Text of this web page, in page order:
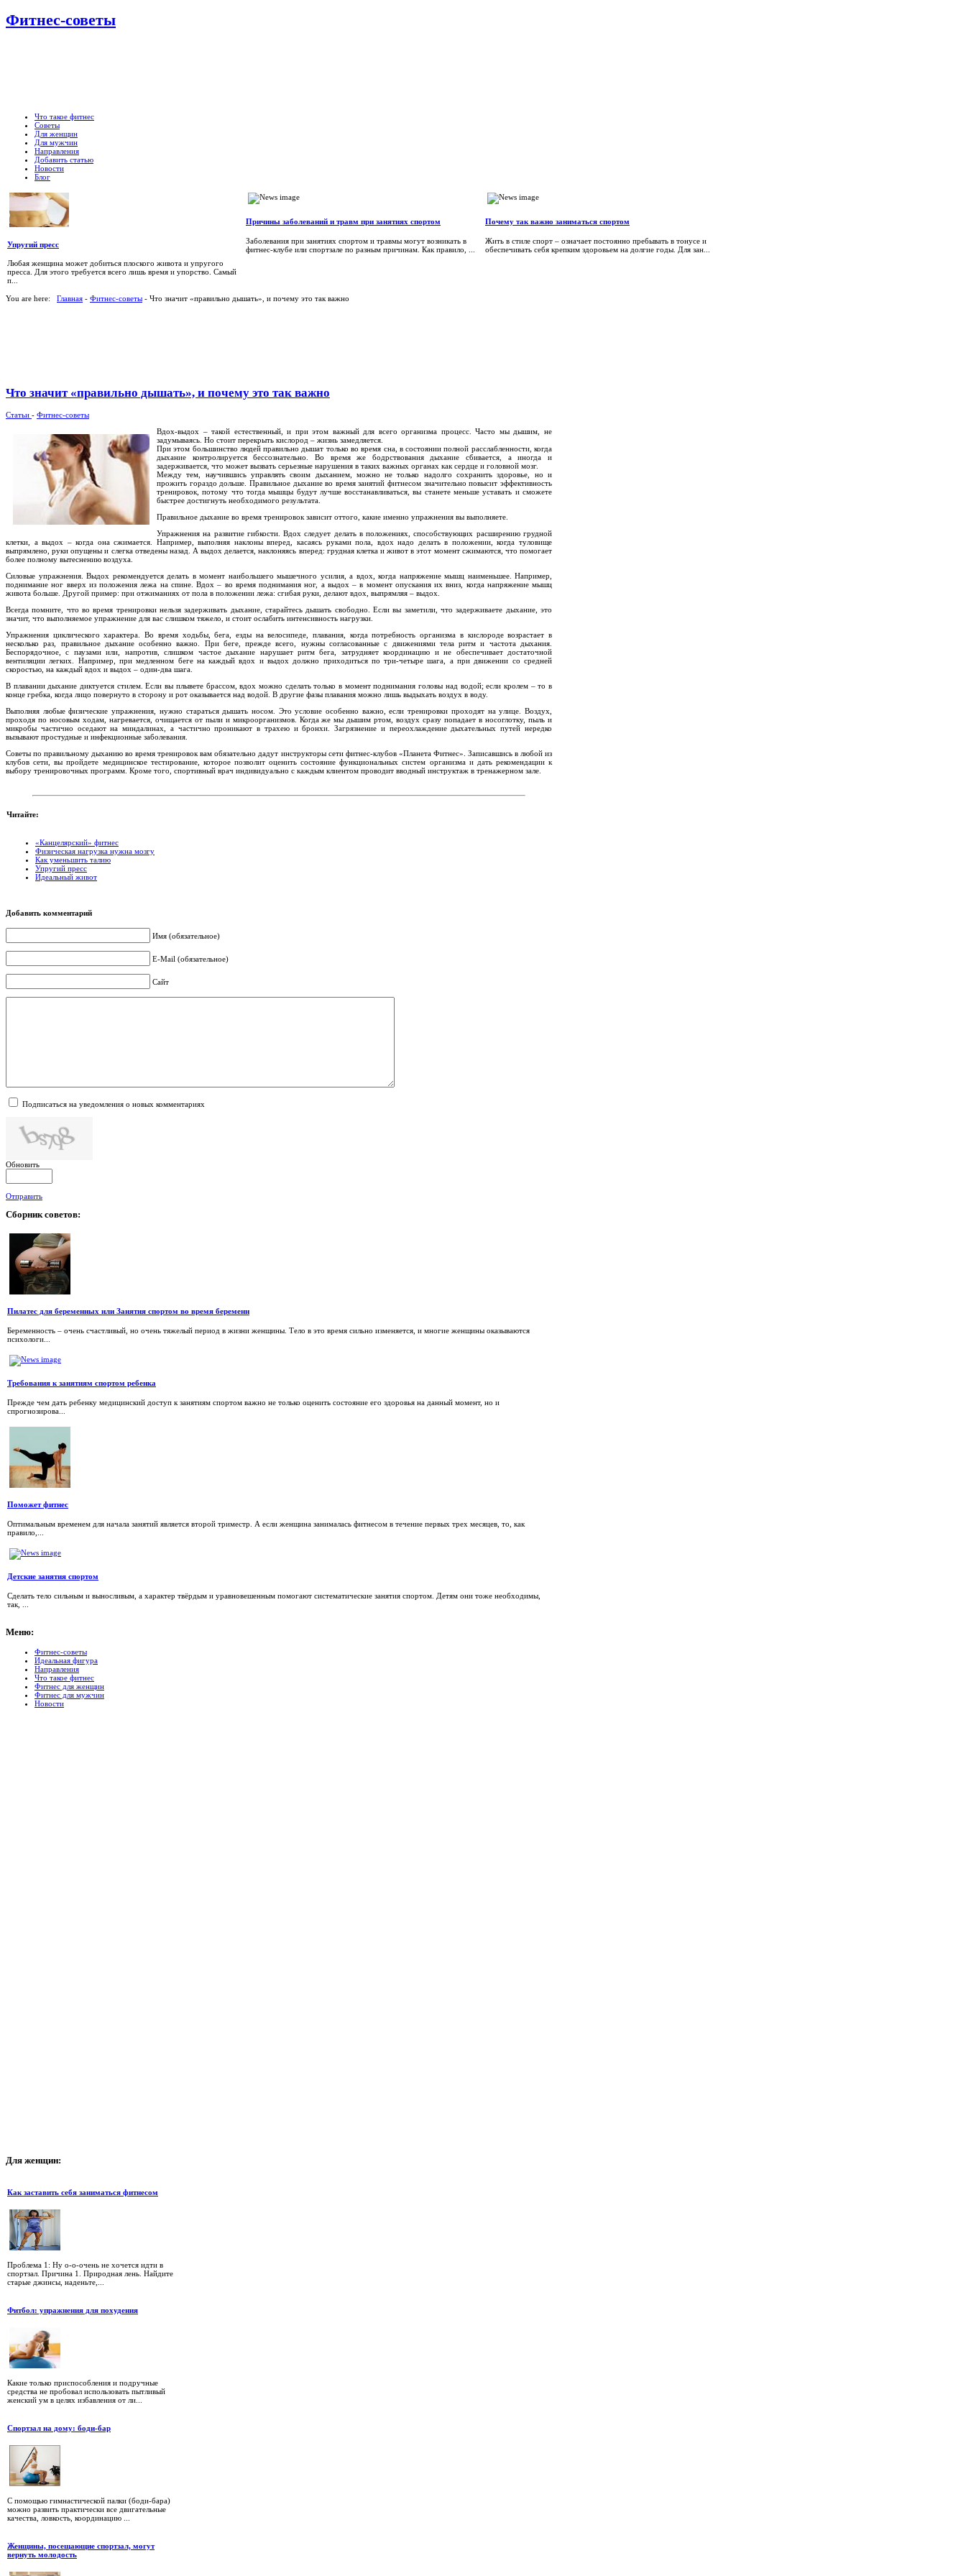
Фитнес-советы
Что такое фитнес
Советы
Для женщин
Для мужчин
Направления
Добавить статью
Новости
Блог
Упругий пресс
Любая женщина может добиться плоского живота и упругого
пресса. Для этого требуется всего лишь время и упорство. Самый
п...
Причины заболеваний и травм при занятиях спортом
Заболевания при занятиях спортом и травмы могут возникать в
фитнес-клубе или спортзале по разным причинам. Как правило, ...
Почему так важно заниматься спортом
Жить в стиле спорт – означает постоянно пребывать в тонусе и
обеспечивать себя крепким здоровьем на долгие годы. Для зан...
You are here: Главная - Фитнес-советы - Что значит «правильно дышать», и почему это так важно
Что значит «правильно дышать», и почему это так важно
Статьи - Фитнес-советы
Вдох-выдох – такой естественный, и при этом важный для всего организма процесс. Часто мы дышим, не
задумываясь. Но стоит перекрыть кислород – жизнь замедляется.
При этом большинство людей правильно дышат только во время сна, в состоянии полной расслабленности, когда
дыхание контролируется бессознательно. Во время же бодрствования дыхание сбивается, а иногда и
задерживается, что может вызвать серьезные нарушения в таких важных органах как сердце и головной мозг.
Между тем, научившись управлять своим дыханием, можно не только надолго сохранить здоровье, но и
прожить гораздо дольше. Правильное дыхание во время занятий фитнесом значительно повысит эффективность
тренировок, потому что тогда мышцы будут лучше восстанавливаться, вы станете меньше уставать и сможете
быстрее достигнуть необходимого результата.
Правильное дыхание во время тренировок зависит оттого, какие именно упражнения вы выполняете.
Упражнения на развитие гибкости. Вдох следует делать в положениях, способствующих расширению грудной
клетки, а выдох – когда она сжимается. Например, выполняя наклоны вперед, касаясь руками пола, вдох надо делать в положении, когда туловище
выпрямлено, руки опущены и слегка отведены назад. А выдох делается, наклоняясь вперед: грудная клетка и живот в этот момент сжимаются, что помогает
более полному вытеснению воздуха.
Силовые упражнения. Выдох рекомендуется делать в момент наибольшего мышечного усилия, а вдох, когда напряжение мышц наименьшее. Например,
поднимание ног вверх из положения лежа на спине. Вдох – во время поднимания ног, а выдох – в момент опускания их вниз, когда напряжение мышц
живота больше. Другой пример: при отжиманиях от пола в положении лежа: сгибая руки, делают вдох, выпрямляя – выдох.
Всегда помните, что во время тренировки нельзя задерживать дыхание, старайтесь дышать свободно. Если вы заметили, что задерживаете дыхание, это
значит, что выполняемое упражнение для вас слишком тяжело, и стоит ослабить интенсивность нагрузки.
Упражнения циклического характера. Во время ходьбы, бега, езды на велосипеде, плавания, когда потребность организма в кислороде возрастает в
несколько раз, правильное дыхание особенно важно. При беге, прежде всего, нужны согласованные с движениями тела ритм и частота дыхания.
Беспорядочное, с паузами или, напротив, слишком частое дыхание нарушает ритм бега, затрудняет координацию и не обеспечивает достаточной
вентиляции легких. Например, при медленном беге на каждый вдох и выдох должно приходиться по три-четыре шага, а при движении со средней
скоростью, на каждый вдох и выдох – один-два шага.
В плавании дыхание диктуется стилем. Если вы плывете брассом, вдох можно сделать только в момент поднимания головы над водой; если кролем – то в
конце гребка, когда лицо повернуто в сторону и рот оказывается над водой. В другие фазы плавания можно лишь выдыхать воздух в воду.
Выполняя любые физические упражнения, нужно стараться дышать носом. Это условие особенно важно, если тренировки проходят на улице. Воздух,
проходя по носовым ходам, нагревается, очищается от пыли и микроорганизмов. Когда же мы дышим ртом, воздух сразу попадает в носоглотку, пыль и
микробы частично оседают на миндалинах, а частично проникают в трахею и бронхи. Загрязнение и переохлаждение дыхательных путей нередко
вызывают простудные и инфекционные заболевания.
Советы по правильному дыханию во время тренировок вам обязательно дадут инструкторы сети фитнес-клубов «Планета Фитнес». Записавшись в любой из
клубов сети, вы пройдете медицинское тестирование, которое позволит оценить состояние функциональных систем организма и дать рекомендации к
выбору тренировочных программ. Кроме того, спортивный врач индивидуально с каждым клиентом проводит вводный инструктаж в тренажерном зале.
Читайте:
«Канцелярский» фитнес
Физическая нагрузка нужна мозгу
Как уменьшить талию
Упругий пресс
Идеальный живот
Добавить комментарий
Имя (обязательное)
E-Mail (обязательное)
Сайт
Подписаться на уведомления о новых комментариях
Обновить
Отправить
Сборниксоветов:
Пилатес для беременных или Занятия спортом во время беременн
Беременность – очень счастливый, но очень тяжелый период в жизни женщины. Тело в это время сильно изменяется, и многие женщины оказываются
психологи...
Требования к занятиям спортом ребенка
Прежде чем дать ребенку медицинский доступ к занятиям спортом важно не только оценить состояние его здоровья на данный момент, но и
спрогнозирова...
Поможет фитнес
Оптимальным временем для начала занятий является второй триместр. А если женщина занималась фитнесом в течение первых трех месяцев, то, как
правило,...
Детские занятия спортом
Сделать тело сильным и выносливым, а характер твёрдым и уравновешенным помогают систематические занятия спортом. Детям они тоже необходимы,
так, ...
Меню:
Фитнес-советы
Идеальная фигура
Направления
Что такое фитнес
Фитнес для женщин
Фитнес для мужчин
Новости
Для женщин:
Как заставить себя заниматься фитнесом
Проблема 1: Ну о-о-очень не хочется идти в
спортзал. Причина 1. Природная лень. Найдите
старые джинсы, наденьте,...
Фитбол: упражнения для похудения
Какие только приспособления и подручные
средства не пробовал использовать пытливый
женский ум в целях избавления от ли...
Спортзал на дому: боди-бар
С помощью гимнастической палки (боди-бара)
можно развить практически все двигательные
качества, ловкость, координацию ...
Женщины, посещающие спортзал, могут
вернуть молодость